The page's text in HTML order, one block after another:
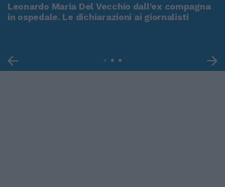
Leonardo Maria Del Vecchio dall'ex compagna
in ospedale. Le dichiarazioni ai giornalisti